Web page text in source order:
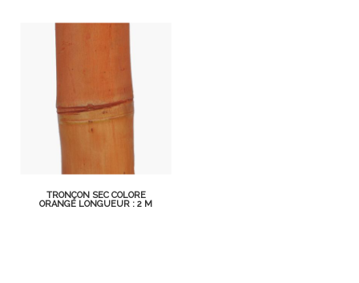
TRONÇON SEC COLORÉ
ORANGE LONGUEUR : 2 M